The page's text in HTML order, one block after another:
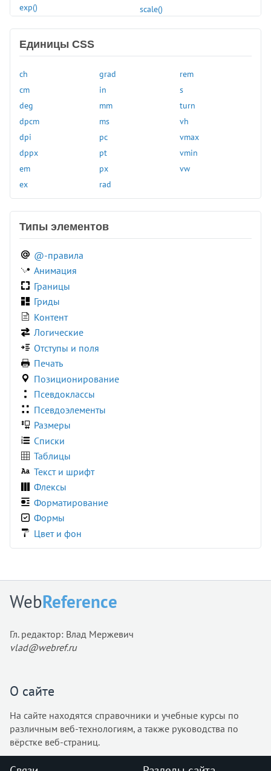
exp()
hsl()
hue-rotate()
hwb()
inset()
invert()
light-dark()
linear-gradient()
min()
mod()
opacity()
pow()
radial-gradient()
rect()
scale()
scaleZ()
tan()
translate()
Единицы CSS
ch
cm
deg
dpcm
dpi
dppx
em
ex
grad
in
mm
ms
pc
pt
px
rad
rem
s
turn
vh
vmax
vmin
vw
Типы элементов
@-правила
Анимация
Границы
Гриды
Контент
Логические
Отступы и поля
Печать
Позиционирование
Псевдоклассы
Псевдоэлементы
Размеры
Списки
Таблицы
Текст и шрифт
Флексы
Форматирование
Формы
Цвет и фон
WebReference
Гл. редактор: Влад Мержевич
vlad@webref.ru
О сайте
На сайте находятся справочники и учебные курсы по
различным веб-технологиям, а также руководства по
вёрстке веб-страниц.